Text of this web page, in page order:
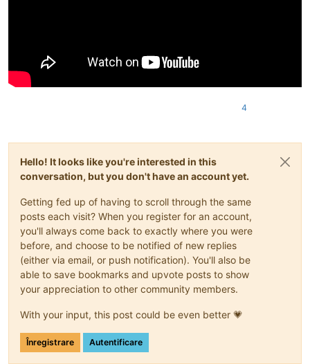
4
Hello! It looks like you're interested in this
conversation, but you don't have an account yet.
Getting fed up of having to scroll through the same
posts each visit? When you register for an account,
you'll always come back to exactly where you were
before, and choose to be notified of new replies
(either via email, or push notification). You'll also be
able to save bookmarks and upvote posts to show
your appreciation to other community members.
With your input, this post could be even better 💗
Înregistrare Autentificare